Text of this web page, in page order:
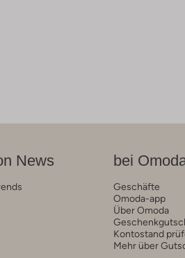
News bei
Geschäfte
Omoda-app
Über Omoda
Kontostand
Mehr über